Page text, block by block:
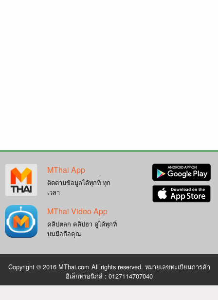
MThai App
ติดตามข้อมูลได้ทุกที่ ทุก
เวลา
MThai Video App
คลิปตลก คลิปฮา ดูได้ทุกที่
บนมือถือคุณ
Copyright © 2016 MThai.com All rights reserved. หมายเลขทะเบียนการค้า
อิเล็กทรอนิกส์ : 0127114707040